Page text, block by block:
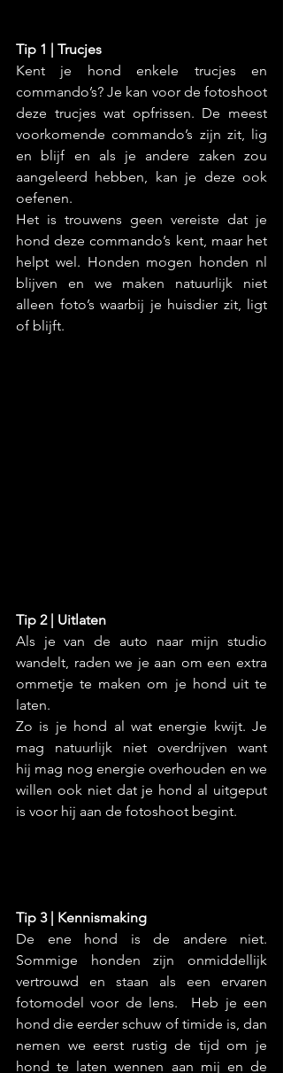
Tip 1 | Trucjes
Kent je hond enkele trucjes en
commando’s? Je kan voor de fotoshoot
deze trucjes wat opfrissen. De meest
voorkomende commando’s zijn zit, lig
en blijf en als je andere zaken zou
aangeleerd hebben, kan je deze ook
oefenen.
Het is trouwens geen vereiste dat je
hond deze commando’s kent, maar het
helpt wel. Honden mogen honden nl
blijven en we maken natuurlijk niet
alleen foto’s waarbij je huisdier zit, ligt
of blijft.
Tip 2 | Uitlaten
Als je van de auto naar mijn studio
wandelt, raden we je aan om een extra
ommetje te maken om je hond uit te
laten.
Zo is je hond al wat energie kwijt. Je
mag natuurlijk niet overdrijven want
hij mag nog energie overhouden en we
willen ook niet dat je hond al uitgeput
is voor hij aan de fotoshoot begint.
Tip 3 | Kennismaking
De ene hond is de andere niet.
Sommige honden zijn onmiddellijk
vertrouwd en staan als een ervaren
fotomodel voor de lens.  Heb je een
hond die eerder schuw of timide is, dan
nemen we eerst rustig de tijd om je
hond te laten wennen aan mij en de